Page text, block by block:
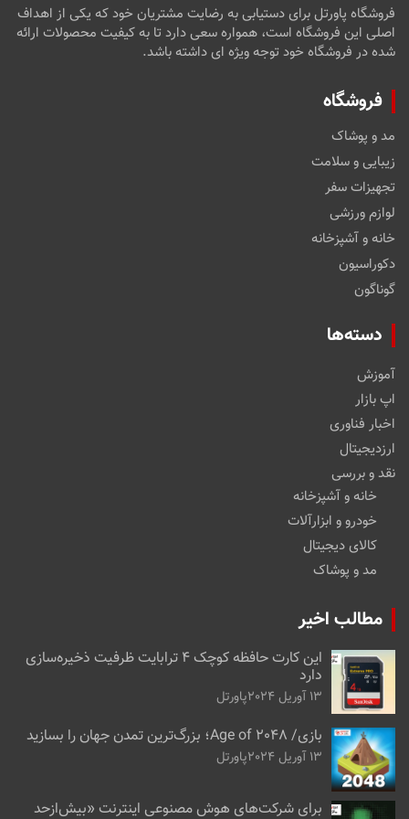
فروشگاه پاورتل برای دستیابی به رضایت مشتریان خود که یکی از اهداف
اصلی این فروشگاه است، همواره سعی دارد تا به کیفیت محصولات ارائه
شده در فروشگاه خود توجه ویژه ای داشته باشد.
فروشگاه
مد و پوشاک
زیبایی و سلامت
تجهیزات سفر
لوازم ورزشی
خانه و آشپزخانه
دکوراسیون
گوناگون
دسته‌ها
آموزش
اپ بازار
اخبار فناوری
ارزدیجیتال
نقد و بررسی
خانه و آشپزخانه
خودرو و ابزارآلات
کالای دیجیتال
مد و پوشاک
مطالب اخیر
این کارت حافظه کوچک ۴ ترابایت ظرفیت ذخیره‌سازی
دارد
13 آوریل 2024 پاورتل
بازی/ Age of 2048؛ بزرگ‌ترین تمدن جهان را بسازید
13 آوریل 2024 پاورتل
برای شرکت‌های هوش مصنوعی اینترنت «بیش‌از‌حد